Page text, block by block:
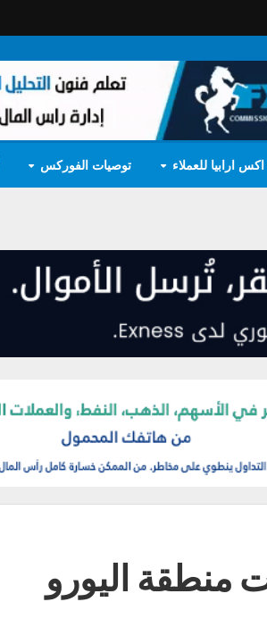
ارابيا للعملاء توصيات الفوركس
منطقة اليورو